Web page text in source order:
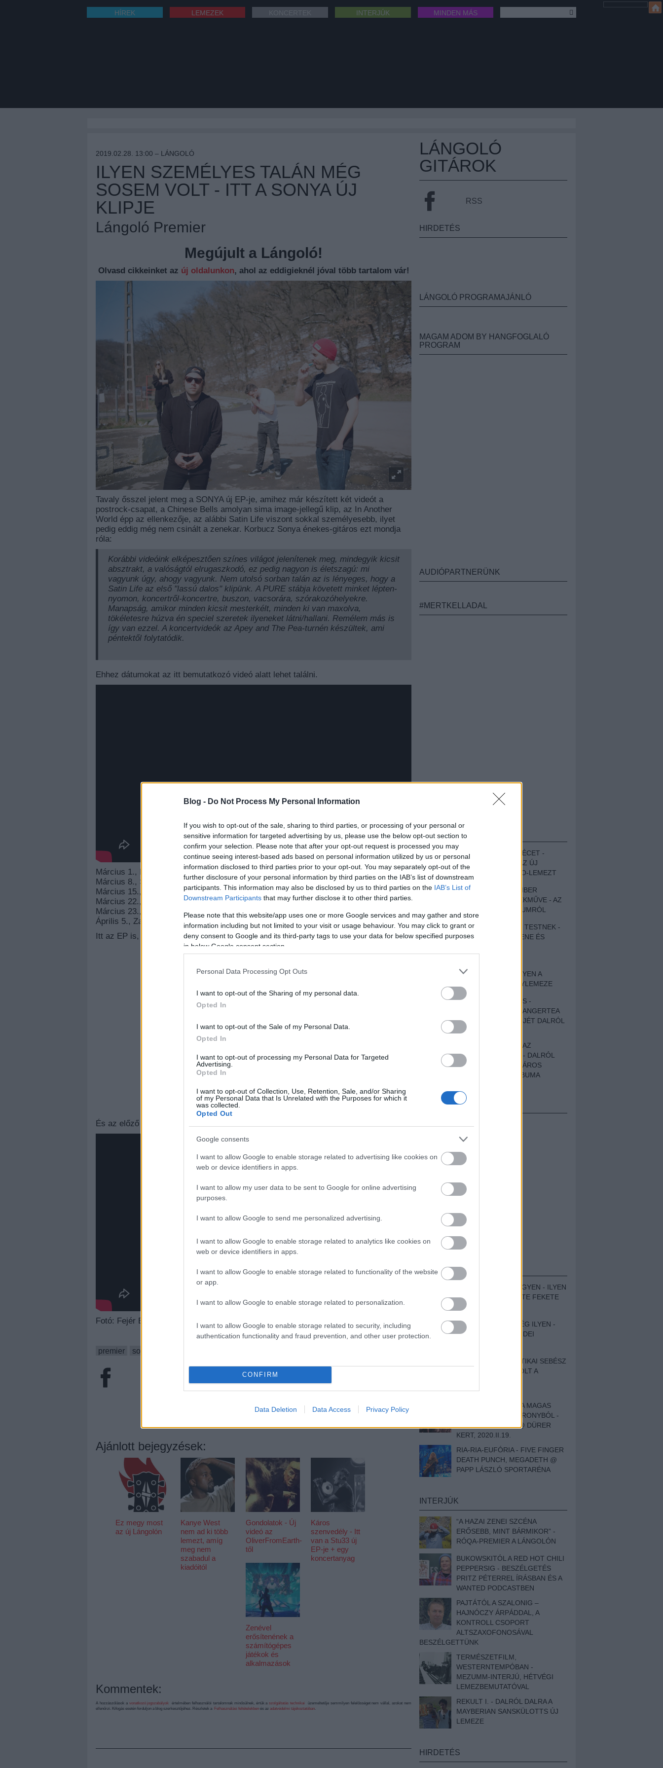
Blog - Do Not Process My Personal Information
If you wish to opt-out of the sale, sharing to third parties, or processing of your personal or
sensitive information for targeted advertising by us, please use the below opt-out section to
confirm your selection. Please note that after your opt-out request is processed you may
continue seeing interest-based ads based on personal information utilized by us or personal
information disclosed to third parties prior to your opt-out. You may separately opt-out of the
further disclosure of your personal information by third parties on the IAB’s list of downstream
participants. This information may also be disclosed by us to third parties on the IAB’s List of
Downstream Participants that may further disclose it to other third parties.
Please note that this website/app uses one or more Google services and may gather and store
information including but not limited to your visit or usage behaviour. You may click to grant or
deny consent to Google and its third-party tags to use your data for below specified purposes
in below Google consent section.
Personal Data Processing Opt Outs
I want to opt-out of the Sharing of my personal data.
Opted In
I want to opt-out of the Sale of my Personal Data.
Opted In
I want to opt-out of processing my Personal Data for Targeted
Advertising.
Opted In
I want to opt-out of Collection, Use, Retention, Sale, and/or Sharing
of my Personal Data that Is Unrelated with the Purposes for which it
was collected.
Opted Out
Google consents
I want to allow Google to enable storage related to advertising like cookies on
web or device identifiers in apps.
I want to allow my user data to be sent to Google for online advertising
purposes.
I want to allow Google to send me personalized advertising.
I want to allow Google to enable storage related to analytics like cookies on
web or device identifiers in apps.
I want to allow Google to enable storage related to functionality of the website
or app.
I want to allow Google to enable storage related to personalization.
I want to allow Google to enable storage related to security, including
authentication functionality and fraud prevention, and other user protection.
CONFIRM
Data Deletion Data Access Privacy Policy
HÍREK LEMEZEK INTERJÚK MINDEN MÁS
2019.02.28. 13:00 – LÁNGOLÓ
ILYEN SZEMÉLYES TALÁN MÉG
SOSEM VOLT - ITT A SONYA ÚJ
KLIPJE
Lángoló Premier
Megújult a Lángoló!
Olvasd cikkeinket az új oldalunkon, ahol az eddigieknél jóval több tartalom vár!
Tavaly ősszel jelent meg a SONYA új EP-je, amihez már készített két videót a
postrock-csapat, a Chinese Bells amolyan sima image-jellegű klip, az In Another
World épp az ellenkezője, az alábbi Satin Life viszont sokkal személyesebb, ilyet
pedig eddig még nem csinált a zenekar. Korbucz Sonya énekes-gitáros ezt mondja
róla:
Korábbi videóink elképesztően színes világot jelenítenek meg, mindegyik kicsit
absztrakt, a valóságtól elrugaszkodó, ez pedig nagyon is életszagú: mi
vagyunk úgy, ahogy vagyunk. Nem utolsó sorban talán az is lényeges, hogy a
Satin Life az első "lassú dalos" klipünk. A PURE stábja követett minket lépten-
nyomon, koncertről-koncertre, buszon, vacsorára, szórakozóhelyekre.
Manapság, amikor minden kicsit mesterkélt, minden ki van maxolva,
tökéletesre húzva én speciel szeretek ilyeneket látni/hallani. Remélem más is
így van ezzel. A koncertvideók az Apey and The Pea-turnén készültek, ami
péntektől folytatódik.
Ehhez dátumokat az itt bemutatkozó videó alatt lehet találni.
Március 1., Miskolc
Március 8., Szombathely
Március 15., Veszprém
Március 22., Tatabánya
Március 23., Szeged
Április 5., Zalaegerszeg
Itt az EP is, hogy az is meglegyen:
És az előző klip:
Fotó: Fejér Bernadett
premier sonya
Ajánlott bejegyzések:
Ez megy most
az új Lángolón
Kanye West
nem ad ki több
lemezt, amíg
meg nem
szabadul a
kiadóitól
Gondolatok - Új
videó az
OliverFromEarth-
től
Káros
szenvedély - Itt
van a Stu33 új
EP-je + egy
koncertanyag
Zenével
erősítenének a
számítógépes
játékok és
alkalmazások
Kommentek:
A hozzászólások a vonatkozó jogszabályok értelmében felhasználói tartalomnak minősülnek, értük aszolgáltatás technikai
üzemeltetője semmilyen felelősséget nem vállal, azokat nem
ellenőrzi. Kifogás esetén forduljon a blog szerkesztőjéhez. Részletek a Felhasználási feltételekben és az adatvédelmi tájékoztatóban.
LÁNGOLÓ
GITÁROK
RSS
HIRDETÉS
LÁNGOLÓ PROGRAMAJÁNLÓ
MAGAM ADOM BY HANGFOGLALÓ
PROGRAM
AUDIÓPARTNERÜNK
#MERTKELLADAL
EZT HALLGASD!
MEGUGROTTÁK A LÉCET -
MEGHALLGATTUK AZ ÚJ
PROTEST THE HERO-LEMEZT
EGY DÜHÖS VÉNEMBER
UNIVERZÁLIS REMEKMŰVE - AZ
ÚJ BOB DYLAN-ALBUMRÓL
ZENE LÉLEKNEK ÉS TESTNEK -
AUTENTIKUS NÉPZENE ÉS
SZOMORKODÁS - ILYEN A
KATATONIA ÚJ NAGYLEMEZE
CROCODILE NERVES -
HALLGASD MEG AZ ANGERTEA
MA MEGJELENT EP-JÉT DALRÓL
DALRA!
A FELELŐSSÉGTŐL AZ
ELLOPOTT FÖLDIG - DALRÓL
DALRA A KÉPZELT VÁROS
SAMIZDAT CÍMŰ ALBUMA
HIRDETÉS
BESZÁMOLÓK
ZENÉS TÁBOR A HEGYEN - ILYEN
VOLT A VÍRUS SZÜLTE FEKETE
ZAJ FESZTIVÁL
SOHA NEM VOLT MÉG ILYEN -
BESZÁMOLÓNK AZ IDEI
EGY HALLÁSPLASZTIKAI SEBÉSZ
NAPLÓJA - ILYEN VOLT A
DOKUMENTUMFILM
MÉLY FÉRFIBÁNAT A MAGAS
ELEFÁNTCSONTTORONYBÓL -
LEPROUS, KLONE @ DÜRER
KERT, 2020.II.19.
RIA-RIA-EUFÓRIA - FIVE FINGER
DEATH PUNCH, MEGADETH @
PAPP LÁSZLÓ SPORTARÉNA
INTERJÚK
“A HAZAI ZENEI SZCÉNA
ERŐSEBB, MINT BÁRMIKOR” -
RÓQA-PREMIER A LÁNGOLÓN
BUKOWSKITÓL A RED HOT CHILI
PEPPERSIG - BESZÉLGETÉS
PRITZ PÉTERREL ÍRÁSBAN ÉS A
WANTED PODCASTBEN
PAJTÁTÓL A SZALONIG –
HAJNÓCZY ÁRPÁDDAL, A
KONTROLL CSOPORT
ALTSZAXOFONOSÁVAL
BESZÉLGETTÜNK
TERMÉSZETFILM,
WESTERNTEMPÓBAN -
MEZUMM-INTERJÚ, HÉTVÉGI
LEMEZBEMUTATÓVAL
REKULT I. - DALRÓL DALRA A
MAYBERIAN SANSKÜLOTTS ÚJ
LEMEZE
HIRDETÉS